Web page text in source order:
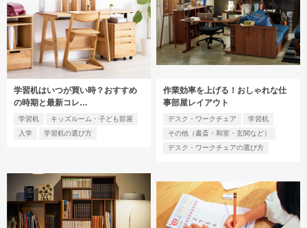
学習机はいつが買い時？おすすめ
の時期と最新コレ…
学習机
キッズルーム・子ども部屋
入学
学習机の選び方
作業効率を上げる！おしゃれな仕
事部屋レイアウト
デスク・ワークチェア
学習机
その他（書斎・和室・玄関など）
デスク・ワークチェアの選び方